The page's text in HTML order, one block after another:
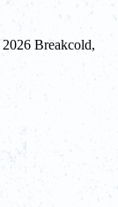
2026 Breakcold,